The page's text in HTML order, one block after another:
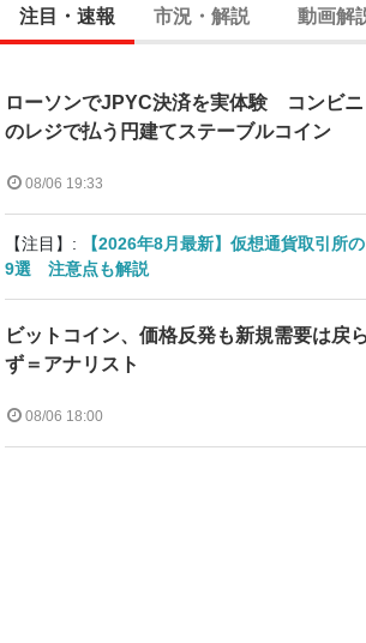
注目・速報 市況・解説 動画解
ローソンでJPYC決済を実体験 コンビニ
のレジで払う円建てステーブルコイン
08/06 19:33
【注目】:
【2026年8月最新】仮想通貨取引所
9選 注意点も解説
ビットコイン、価格反発も新規需要は戻ら
ず＝アナリスト
08/06 18:00